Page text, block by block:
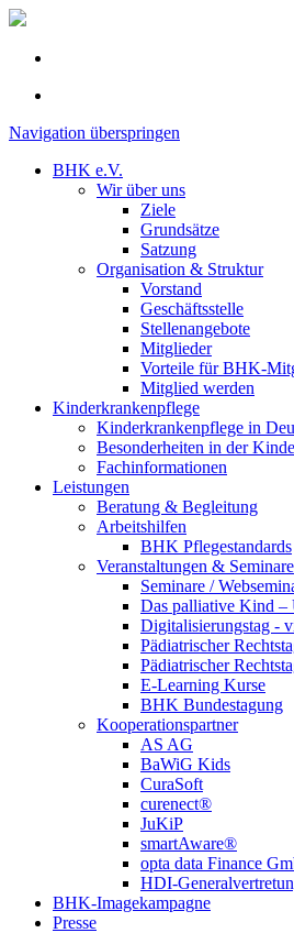
Navigation überspringen
BHK e.V.
Wir über uns
Ziele
Grundsätze
Satzung
Organisation & Struktur
Vorstand
Geschäftsstelle
Stellenangebote
Mitglieder
Vorteile für BHK-
Mitglied werden
Kinderkrankenpflege
Kinderkrankenpflege in
Besonderheiten in der
Fachinformationen
Leistungen
Beratung & Begleitung
Arbeitshilfen
BHK Pflegestandards
Veranstaltungen & Seminare
Seminare /
Das palliative Kind –
Digitalisierungstag -
Pädiatrischer
Pädiatrischer
E-Learning Kurse
BHK Bundestagung
Kooperationspartner
AS AG
BaWiG Kids
CuraSoft
curenect®
JuKiP
smartAware®
opta data Finance
HDI-
BHK-Imagekampagne
Presse